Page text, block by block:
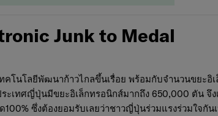
Junk to Medal
คโนโลยีพัฒนาก้าวไกลขึ้นเรื่อย พร้อมกับจำนวนขยะอิ
ระเทศญี่ปุ่นมีขยะอิเล็กทรอนิกส์มากถึง 650,000 ตัน จึ
100% ซึ่งต้องยอมรับเลยว่าชาวญี่ปุ่นร่วมแรงร่วมใจกั